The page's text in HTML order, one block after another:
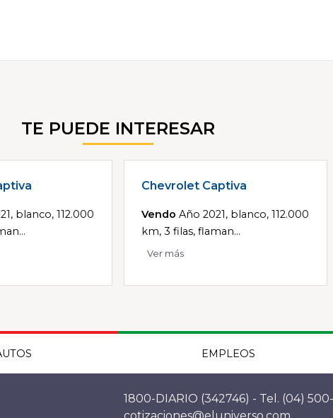
TE PUEDE INTERESAR
blanco, 112.000
Chevrolet Captiva
Vendo Año 2021, blanco, 112.000
km, 3 filas, flaman...
Ver más
EMPLEOS
1800-DIARIO (342746) - Tel. (04)
cotizaciones@eluniverso.com